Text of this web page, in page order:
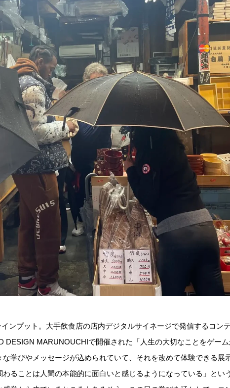
ンプット。大手飲食店の店内デジタルサイネージで発信するコン
DESIGN MARUNOUCHIで開催された「人生の大切なことをゲー
学びやメッセージが込められていて、それを改めて体験できる展
ることは人間の本能的に面白いと感じるようになっている」とい